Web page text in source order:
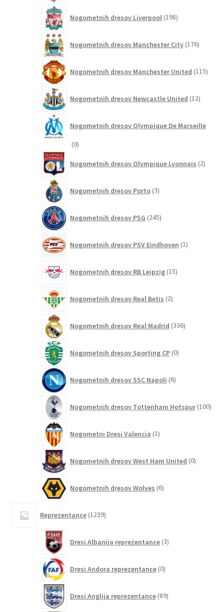
Nogometnih dresov Liverpool 198izdelkov
Nogometnih dresov Manchester City 176izdelkov
Nogometnih dresov Manchester United 115
Nogometnih dresov Newcastle United 12izdelkov
Nogometnih dresov Olympique De Marseille
00
Nogometnih dresov Olympique Lyonnais 2izdelka
Nogometnih dresov Porto 3izdelki
Nogometnih dresov PSG 245izdelkov
Nogometnih dresov PSV Eindhoven 1izdelek
Nogometnih dresov RB Leipzig 15izdelkov
Nogometnih dresov Real Betis 2izdelka
Nogometnih dresov Real Madrid 336izdelkov
Nogometnih dresov Sporting CP 0izdelkov
Nogometnih dresov SSC Napoli 6izdelkov
Nogometnih dresov Tottenham Hotspur 100
Nogometni Dresi Valencia 1izdelek
Nogometnih dresov West Ham United 0izdelkov
Nogometnih dresov Wolves 6izdelkov
Reprezentance 1239izdelkov
Dresi Albanija reprezentance 3izdelki
Dresi Andora reprezentance 0izdelkov
Dresi Anglija reprezentance 89izdelkov